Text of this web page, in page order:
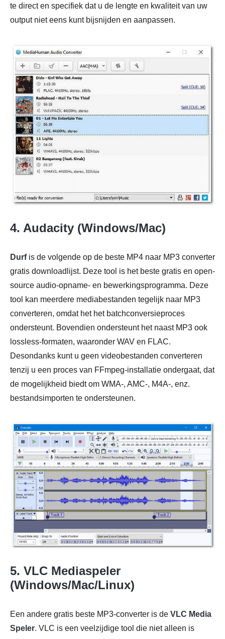
te direct en specifiek dat u de lengte en kwaliteit van uw
output niet eens kunt bijsnijden en aanpassen.
4. Audacity (Windows/Mac)
Durfis de volgende op de beste MP4 naar MP3 converter
gratis downloadlijst. Deze tool is het beste gratis en open-
source audio-opname- en bewerkingsprogramma. Deze
tool kan meerdere mediabestanden tegelijk naar MP3
converteren, omdat het het batchconversieproces
ondersteunt. Bovendien ondersteunt het naast MP3 ook
lossless-formaten, waaronder WAV en FLAC.
Desondanks kunt u geen videobestanden converteren
tenzij u een proces van FFmpeg-installatie ondergaat, dat
de mogelijkheid biedt om WMA-, AMC-, M4A-, enz.
bestandsimporten te ondersteunen.
5. VLC Mediaspeler
(Windows/Mac/Linux)
Een andere gratis beste MP3-converter is de VLC Media
Speler. VLC is een veelzijdige tool die niet alleen is